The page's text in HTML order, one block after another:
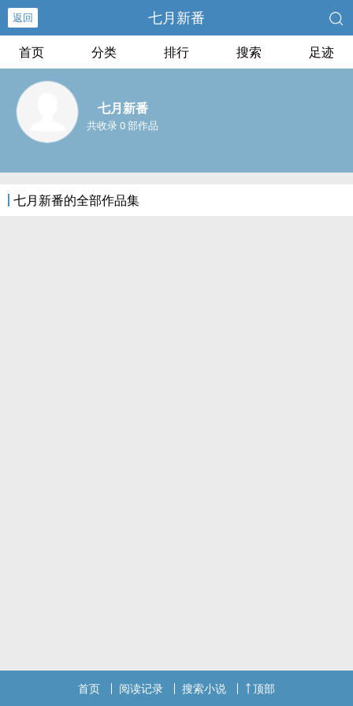
返回 七月新番
首页 分类 排行 搜索 足迹
七月新番
共收录 0 部作品
七月新番的全部作品集
首页 阅读记录 搜索小说 顶部